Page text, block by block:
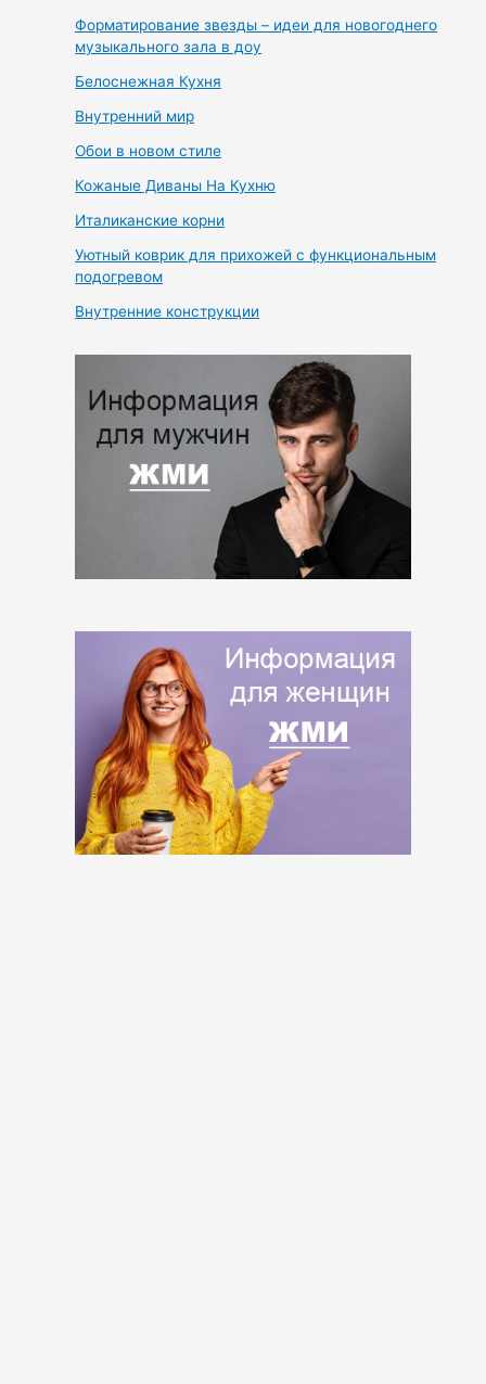
Форматирование звезды – идеи для новогоднего
музыкального зала в доу
Белоснежная Кухня
Внутренний мир
Обои в новом стиле
Кожаные Диваны На Кухню
Италиканские корни
Уютный коврик для прихожей с функциональным
подогревом
Внутренние конструкции